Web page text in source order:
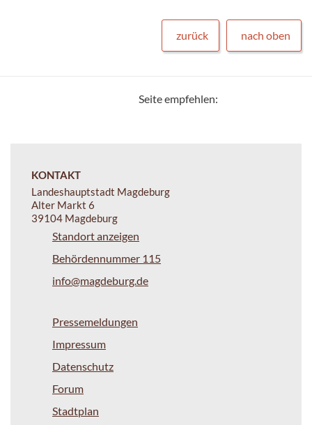
zurück nach oben
Seite empfehlen:
KONTAKT
Landeshauptstadt Magdeburg
Alter Markt 6
39104 Magdeburg
Standort anzeigen
Behördennummer 115
info@magdeburg.de
Pressemeldungen
Impressum
Datenschutz
Forum
Stadtplan